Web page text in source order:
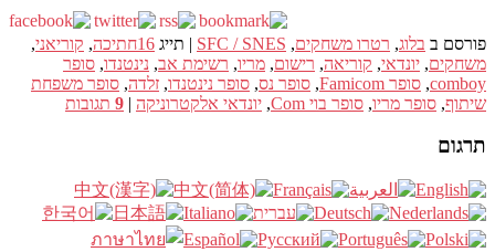
פורסם ב בלוג, רטרו משחקים,
SFC / SNES
| תייג 16חתיכה , קוריאני,
משחקים, יונדאי, קוריאה, רישום, מריו, רשימת אב, נינטנדו, סופר
comboy
, סופר Famicom , סופר נס, סופר נינטנדו, זלדה, סופר משפחת
שיתוף, סופר מריו, סופר בוי Com , יונדאי אלקטרוניקה |
9 תגובות
תרגום